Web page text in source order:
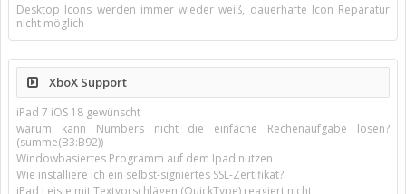
Desktop Icons werden immer wieder weiß, dauerhafte Icon Reparatur
nicht möglich
XboX Support
iPad 7 iOS 18 gewünscht
warum kann Numbers nicht die einfache Rechenaufgabe lösen?
(summe(B3:B92))
Windowbasiertes Programm auf dem Ipad nutzen
Wie installiere ich ein selbst-signiertes SSL-Zertifikat?
iPad Leiste mit Textvorschlägen (QuickType) reagiert nicht